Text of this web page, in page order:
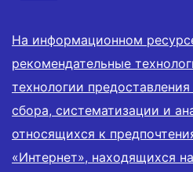
На информационном
рекомендательные
технологии
сбора, систематизации и
относящихся к
«Интернет», находящихся